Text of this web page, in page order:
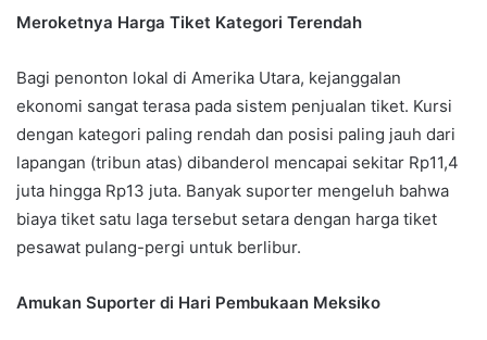
Meroketnya Harga Tiket Kategori Terendah
Bagi penonton lokal di Amerika Utara, kejanggalan
ekonomi sangat terasa pada sistem penjualan tiket. Kursi
dengan kategori paling rendah dan posisi paling jauh dari
lapangan (tribun atas) dibanderol mencapai sekitar Rp11,4
juta hingga Rp13 juta. Banyak suporter mengeluh bahwa
biaya tiket satu laga tersebut setara dengan harga tiket
pesawat pulang-pergi untuk berlibur.
Amukan Suporter di Hari Pembukaan Meksiko